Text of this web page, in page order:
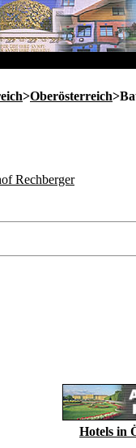
>Oberösterreich
Rechberger
Hotels in